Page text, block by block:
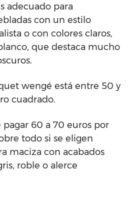
adecuado para
con un estilo
o con colores claros,
que destaca mucho
wengé está entre 50 y
cuadrado.
60 a 70 euros por
todo si se eligen
maciza con acabados
roble o alerce